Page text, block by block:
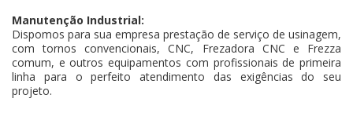
Manutenção Industrial:
Dispomos para sua empresa prestação de serviço de usinagem,
com tornos convencionais, CNC, Frezadora CNC e Frezza
comum, e outros equipamentos com profissionais de primeira
linha para o perfeito atendimento das exigências do seu
projeto.